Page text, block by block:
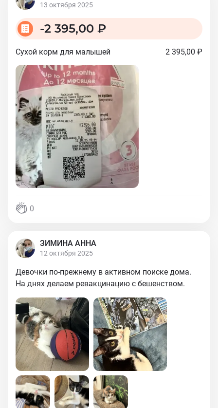
13 октября 2025
-2 395,00 ₽
Сухой корм для малышей 2 395,00 ₽
0
ЗИМИНА АННА
12 октября 2025
Девочки по-прежнему в активном поиске дома.
На днях делаем ревакцинацию с бешенством.